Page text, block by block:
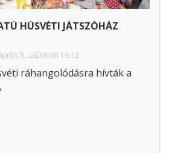
HÚSVÉTI JÁTSZÓHÁZ
5., csütörtök 16:12
ráhangolódásra hívták a